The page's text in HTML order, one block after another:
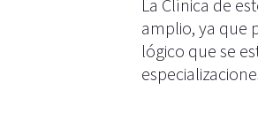
La Clínica de
amplio, ya que
lógico que se